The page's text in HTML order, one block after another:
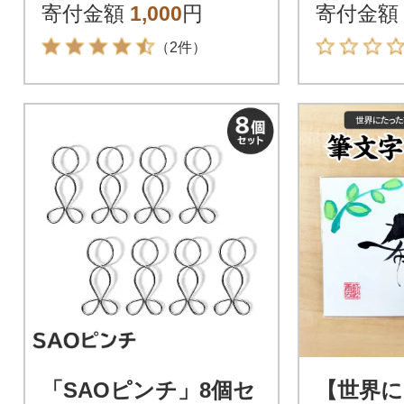
寄付金額 1,000円
（2件）
寄付金額
「SAOピンチ」8個セ
【世界